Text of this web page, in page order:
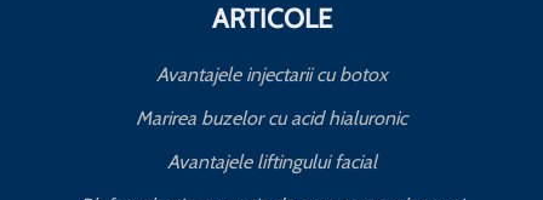
ARTICOLE
Avantajele injectarii cu botox
Marirea buzelor cu acid hialuronic
Avantajele liftingului facial